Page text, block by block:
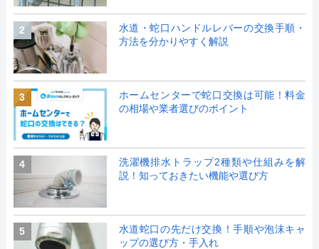
2
水道・蛇口ハンドルレバーの交換手順・
方法を分かりやすく解説
3
ホームセンターで蛇口交換は可能！料金
の相場や業者選びのポイント
4
洗濯機排水トラップ2種類や仕組みを解
説！知っておきたい機能や選び方
5
水道蛇口の先だけ交換！手順や泡沫キャ
ップの選び方・手入れ